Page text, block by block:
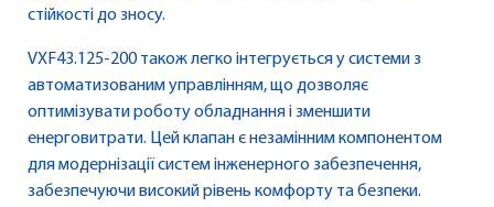
стійкості до зносу.
VXF43.125-200 також легко інтегрується у системи з
автоматизованим управлінням, що дозволяє
оптимізувати роботу обладнання і зменшити
енерговитрати. Цей клапан є незамінним компонентом
для модернізації систем інженерного забезпечення,
забезпечуючи високий рівень комфорту та безпеки.